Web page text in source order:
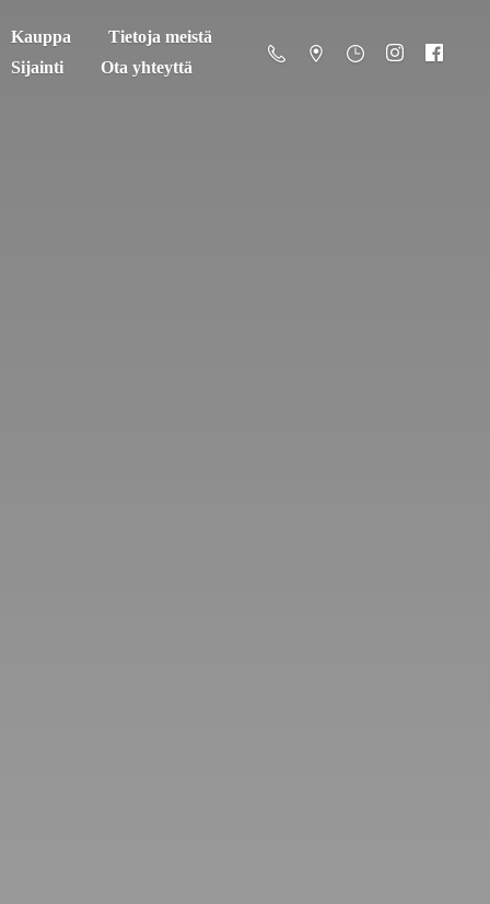
Kauppa
Tietoja meistä
Sijainti
Ota yhteyttä